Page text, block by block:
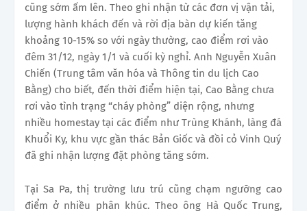
cũng sớm ấm lên. Theo ghi nhận từ các đơn vị vận tải,
lượng hành khách đến và rời địa bàn dự kiến tăng
khoảng 10-15% so với ngày thường, cao điểm rơi vào
đêm 31/12, ngày 1/1 và cuối kỳ nghỉ. Anh Nguyễn Xuân
Chiến (Trung tâm văn hóa và Thông tin du lịch Cao
Bằng) cho biết, đến thời điểm hiện tại, Cao Bằng chưa
rơi vào tình trạng “cháy phòng” diện rộng, nhưng
nhiều homestay tại các điểm như Trùng Khánh, làng đá
Khuổi Ky, khu vực gần thác Bản Giốc và đồi cỏ Vinh Quý
đã ghi nhận lượng đặt phòng tăng sớm.
Tại Sa Pa, thị trường lưu trú cũng chạm ngưỡng cao
điểm ở nhiều phân khúc. Theo ông Hà Quốc Trung,